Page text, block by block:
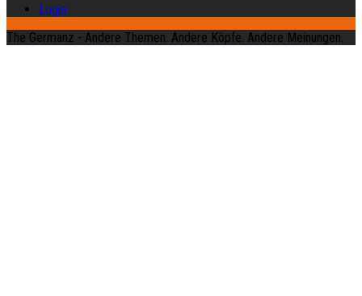
Login
The Germanz - Andere Themen. Andere Köpfe. Andere Meinungen.